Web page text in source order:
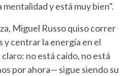
y está muy bien".
Miguel Russo quiso correr
y centrar la energía en el
no está caído, no está
por ahora— sigue siendo su